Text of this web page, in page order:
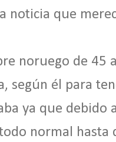
noticia que
noruego de 45
según él para
ya que debido
normal